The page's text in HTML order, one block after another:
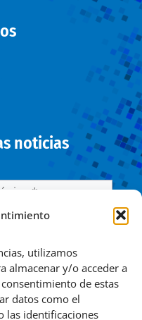
utilizamos
almacenar y/o acceder a
de estas
datos como el
las identificaciones
noticias
de Jalón. / Finalidad »
/ Legitimación »